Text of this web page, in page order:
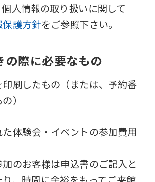
人情報の取り扱いに関して
護方針をご参照下さい。
の際に必要なもの
刷したもの（または、予約番
）
体験会・イベントの参加費用
のお客様は申込書のご記入と